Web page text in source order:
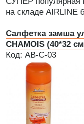
на складе AIRLINE
Салфетка замша
CHAMOIS (40*32
Код: AB-C-03